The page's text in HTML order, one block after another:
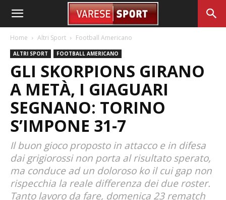
Home Altri Sport Football Americano
ALTRI SPORT FOOTBALL AMERICANO
GLI SKORPIONS GIRANO
A METÀ, I GIAGUARI
SEGNANO: TORINO
S’IMPONE 31-7
Il buon gioco proposto in attacco e in difesa
dai grigiorossi non porta al risultato sperato,
ma conduce ad un doloroso ko il cui gap non
rispecchia la reale differenza dei due roster.
Tanto lavoro da fare, domenica 23 rematch